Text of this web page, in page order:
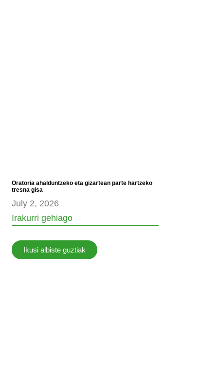
Oratoria ahalduntzeko eta gizartean parte hartzeko
tresna gisa
July 2, 2026
Irakurri gehiago
Ikusi albiste guztiak